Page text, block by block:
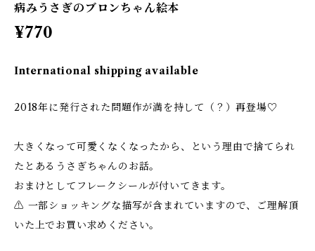
病みうさぎのブロンちゃん絵本
¥770
International shipping available
2018年に発行された問題作が満を持して（？）再登場♡
大きくなって可愛くなくなったから、という理由で捨てられ
たとあるうさぎちゃんのお話。
おまけとしてフレークシールが付いてきます。
⚠︎ 一部ショッキングな描写が含まれていますので、ご理解頂
いた上でお買い求めください。